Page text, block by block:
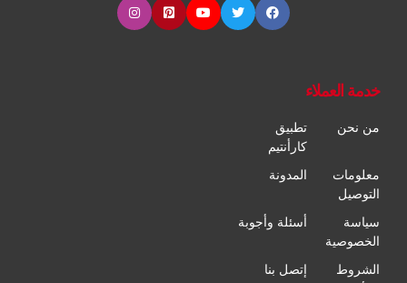
خدمة العملاء
من نحن
تطبيق
كارأنتيم
معلومات
التوصيل
المدونة
سياسة
الخصوصية
أسئلة وأجوبة
الشروط
إتصل بنا